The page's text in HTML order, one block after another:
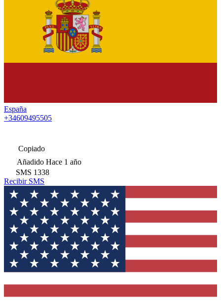
España
+34609495505
Copiado
Añadido Hace 1 año
SMS 1338
Recibir SMS